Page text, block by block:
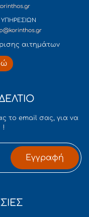
αιτημάτων
το email σας, για να
!
Εγγραφή